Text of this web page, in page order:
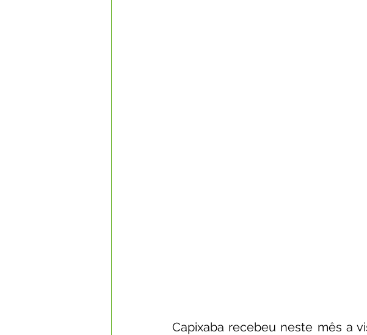
Capixaba recebeu neste mês a